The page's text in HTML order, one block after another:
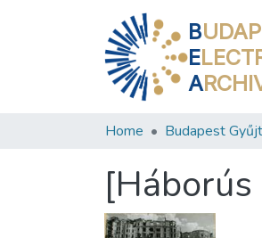
B
E
A
Home Budapest